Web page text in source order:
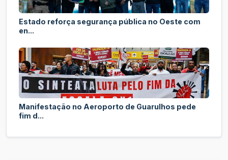
Estado reforça segurança pública no Oeste com
en...
Manifestação no Aeroporto de Guarulhos pede
fim d...